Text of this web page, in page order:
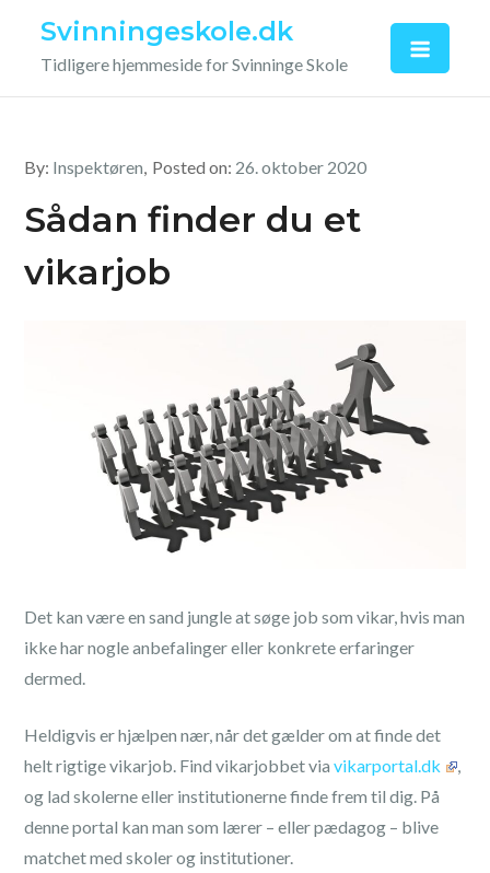
content
Svinningeskole.dk
Tidligere hjemmeside for Svinninge Skole
By: Inspektøren Posted on: 26. oktober 2020
Sådan finder du et
vikarjob
Det kan være en sand jungle at søge job som vikar, hvis man
ikke har nogle anbefalinger eller konkrete erfaringer
dermed.
Heldigvis er hjælpen nær, når det gælder om at finde det
helt rigtige vikarjob. Find vikarjobbet viavikarportal.dk
og lad skolerne eller institutionerne finde frem til dig. På
denne portal kan man som lærer – eller pædagog – blive
matchet med skoler og institutioner.